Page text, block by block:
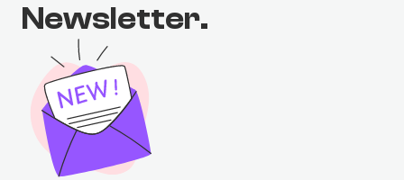
Newsletter.